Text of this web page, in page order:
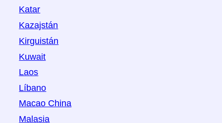
Katar
Kazajstán
Kirguistán
Kuwait
Laos
Líbano
Macao China
Malasia